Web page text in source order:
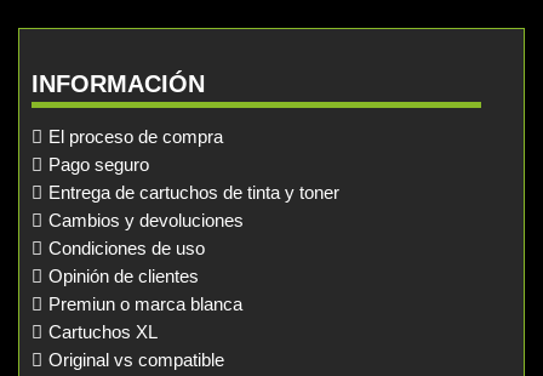
INFORMACIÓN
El proceso de compra
Pago seguro
Entrega de cartuchos de tinta y toner
Cambios y devoluciones
Condiciones de uso
Opinión de clientes
Premiun o marca blanca
Cartuchos XL
Original vs compatible